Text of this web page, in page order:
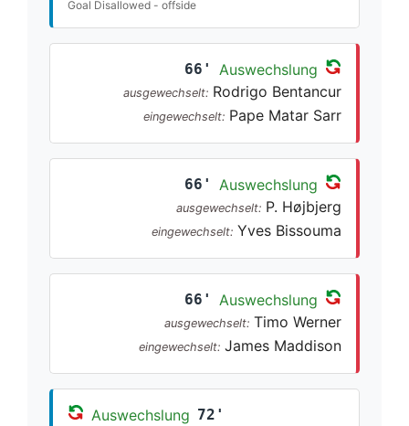
Goal Disallowed - offside
66' Auswechslung
ausgewechselt: Rodrigo Bentancur
eingewechselt: Pape Matar Sarr
66' Auswechslung
ausgewechselt: P. Højbjerg
eingewechselt: Yves Bissouma
66' Auswechslung
ausgewechselt: Timo Werner
eingewechselt: James Maddison
Auswechslung 72'